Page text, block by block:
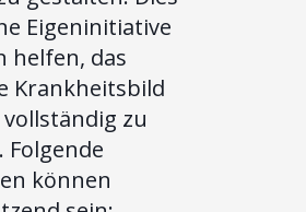
Eigeninitiative
helfen, das
Krankheitsbild
zu
Folgende
können